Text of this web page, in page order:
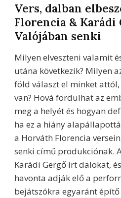
Vers, dalban
Florencia & Karádi
Valójában senki
Milyen elveszteni valamit
utána következik? Milyen
föld választ el minket
van? Hová fordulhat az
meg a helyét és hogyan
ha ez a hiány
a Horváth Florencia
senki című produkciónak.
Karádi Gergő írt dalokat,
havonta adják elő a
bejátszókra egyaránt